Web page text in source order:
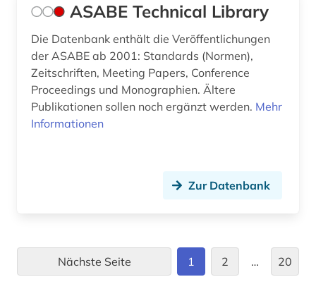
geophysik (1)
geotechnik (1)
geowissenschaften (4)
geschichte (19)
geschichte 1912-1923 (1)
geschichtswissenschaft (1)
ASABE Technical Library
Die Datenbank enthält die Veröffentlichungen
der ASABE ab 2001: Standards (Normen),
Zeitschriften, Meeting Papers, Conference
Proceedings und Monographien. Ältere
Publikationen sollen noch ergänzt werden. Mehr
Informationen
Zur Datenbank
Nächste Seite 1 2 … 20